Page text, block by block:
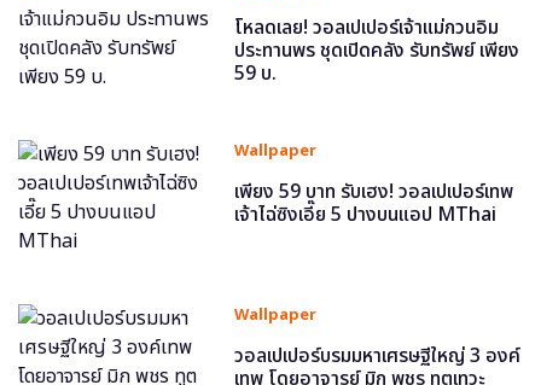
โหลดเลย! วอลเปเปอร์เจ้าแม่กวนอิม
ประทานพร ชุดเปิดคลัง รับทรัพย์ เพียง
59 บ.
Wallpaper
เพียง 59 บาท รับเฮง! วอลเปเปอร์เทพ
เจ้าไฉ่ซิงเอี๊ย 5 ปางบนแอป MThai
Wallpaper
วอลเปเปอร์บรมมหาเศรษฐีใหญ่ 3 องค์
เทพ โดยอาจารย์ มิก พชร ทูตเทวะ